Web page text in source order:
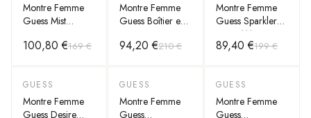
Montre Femme
Guess Mist
cadran argenté
100,80 €169 €
Montre Femme
Guess Boîtier en
W0231L7
rose en acier
inoxydable
Multifonction
94,20 €210 €
Montre Femme
Guess Sparkler
GW0111L3 Acier
Rose Gold et
89,40 €199 €
-40 %
GUESS
Montre Femme
Guess Desire
-50 %
GUESS
Montre Femme
Guess
-55 %
GUESS
Montre Femme
Guess